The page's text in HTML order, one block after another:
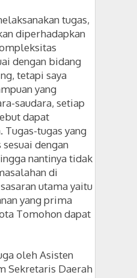
tugas,
diperhadapkan
dengan bidang
tetapi saya
yang
saudara, setiap
dapat
Tugas-tugas yang
dengan
nantinya tidak
di
utama yaitu
yang prima
Tomohon dapat
oleh Asisten
Sekretaris Daerah